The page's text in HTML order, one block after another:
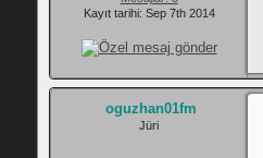
Kayıt tarihi: Sep 7th 2014
oguzhan01fm
Jüri